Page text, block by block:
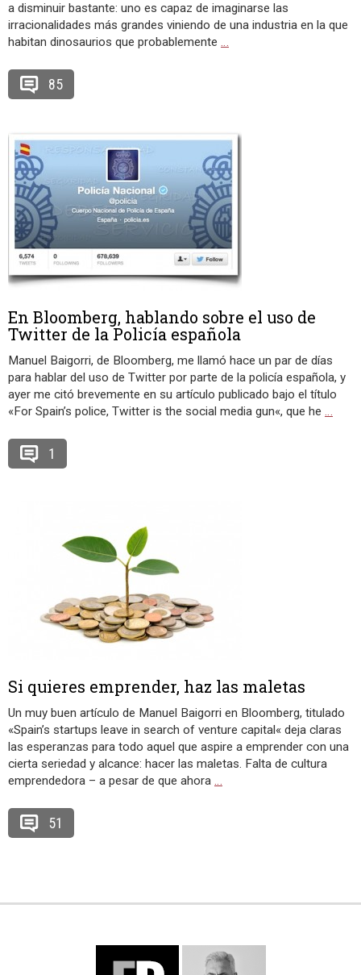
a disminuir bastante: uno es capaz de imaginarse las
irracionalidades más grandes viniendo de una industria en la que
habitan dinosaurios que probablemente …
85
En Bloomberg, hablando sobre el uso de
Twitter de la Policía española
Manuel Baigorri, de Bloomberg, me llamó hace un par de días
para hablar del uso de Twitter por parte de la policía española, y
ayer me citó brevemente en su artículo publicado bajo el título
«For Spain’s police, Twitter is the social media gun«, que he …
1
Si quieres emprender, haz las maletas
Un muy buen artículo de Manuel Baigorri en Bloomberg, titulado
«Spain’s startups leave in search of venture capital« deja claras
las esperanzas para todo aquel que aspire a emprender con una
cierta seriedad y alcance: hacer las maletas. Falta de cultura
emprendedora – a pesar de que ahora …
51